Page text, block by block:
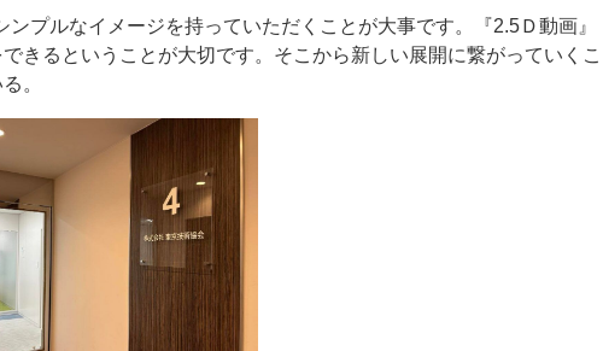
プルなイメージを持っていただくことが大事です。『2.5Ｄ動画』
きるということが大切です。そこから新しい展開に繋がっていくこ
。